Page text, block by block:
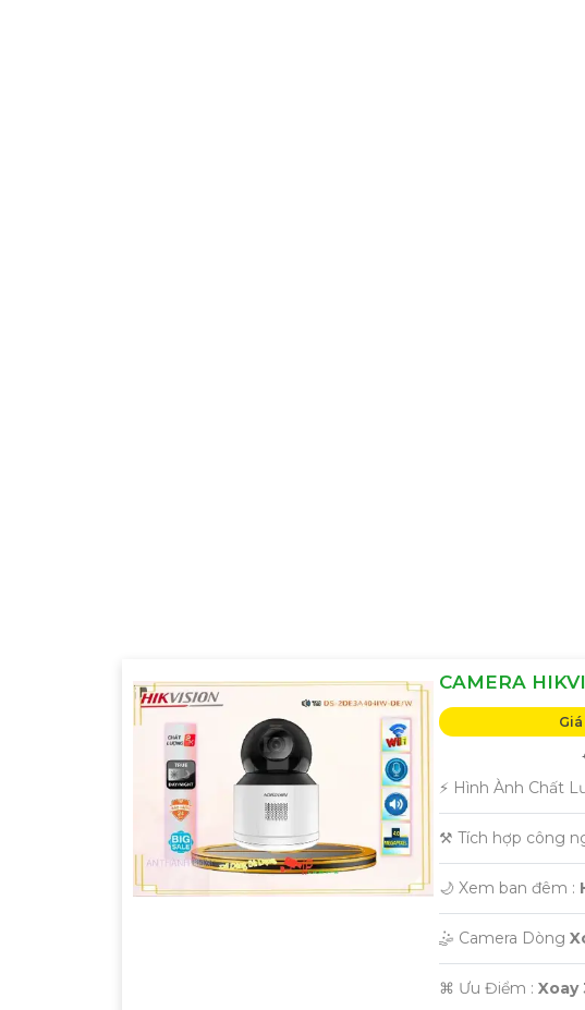
CAMERA
️⚡ Hình Ành Chất
⚒ Tích hợp công
🌙 Xem ban đêm :
🤹 Camera Dòng
️⌘ Ưu Điểm : Xoay